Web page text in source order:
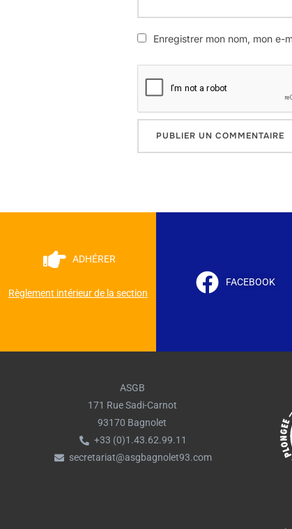
Enregistrer mon nom, mon e-
ADHÉRER
Règlement intérieur de la section
FACEBOOK
ASGB
171 Rue Sadi-Carnot
93170 Bagnolet
+33 (0)1.43.62.99.11
secretariat@asgbagnolet93.com